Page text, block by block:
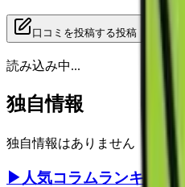
口コミを投稿する投稿
読み込み中...
独自情報
独自情報はありません
▶ 人気コラムランキング